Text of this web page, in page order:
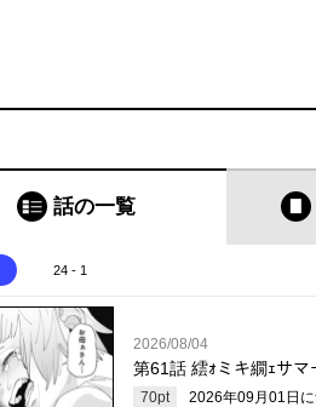
話の一覧
24 - 1
2026/08/04
第61話 繧ｫミキ繝ｪサマ
70pt 2026年09月01日